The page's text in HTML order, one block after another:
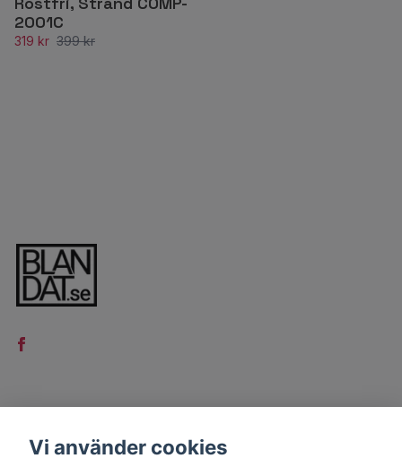
2001C
319 kr 399 kr
Kontakt
Vi använder cookies